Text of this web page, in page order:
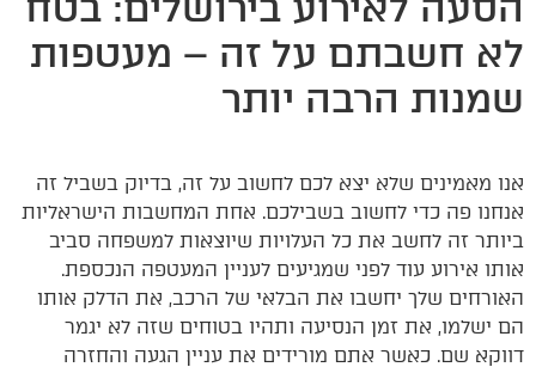
לא חשבתם על זה – מעטפות
שמנות הרבה יותר
אנו מאמינים שלא יצא לכם לחשוב על זה, בדיוק בשביל זה
אנחנו פה כדי לחשוב בשבילכם. אחת המחשבות הישראליות
ביותר זה לחשב את כל העלויות שיוצאות למשפחה סביב
אותו אירוע עוד לפני שמגיעים לעניין המעטפה הנכספת.
האורחים שלך יחשבו את הבלאי של הרכב, את הדלק אותו
הם ישלמו, את זמן הנסיעה ותהיו בטוחים שזה לא יגמר
דווקא שם. כאשר אתם מורידים את עניין הגעה והחזרה